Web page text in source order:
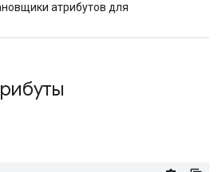
атрибутов для